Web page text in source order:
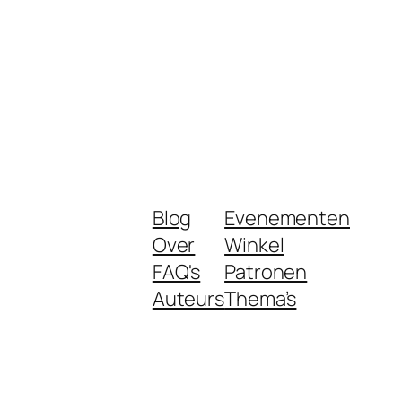
Blog
Over
FAQ's
Auteurs
Evenementen
Winkel
Patronen
Thema’s